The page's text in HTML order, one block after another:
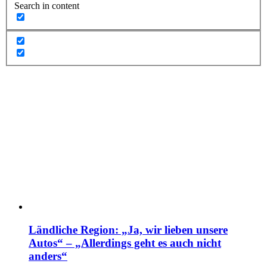
Search in content
Ländliche Region: „Ja, wir lieben unsere
Autos“ – „Allerdings geht es auch nicht
anders“